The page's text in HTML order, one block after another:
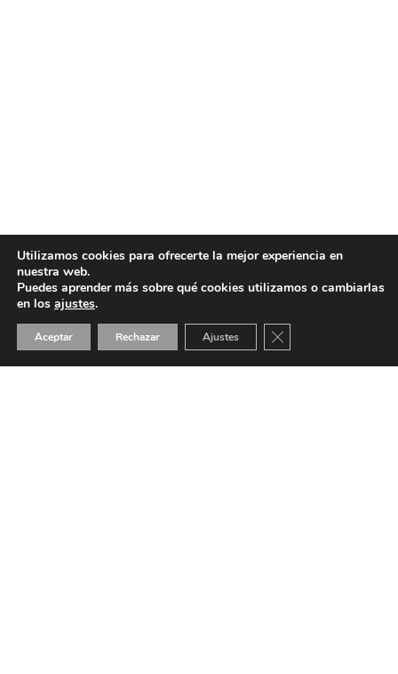
Utilizamos cookies para ofrecerte la mejor experiencia en
nuestra web.
Puedes aprender más sobre qué cookies utilizamos o cambiarlas
en los ajustes.
Aceptar Rechazar Ajustes Cerrar el banner de